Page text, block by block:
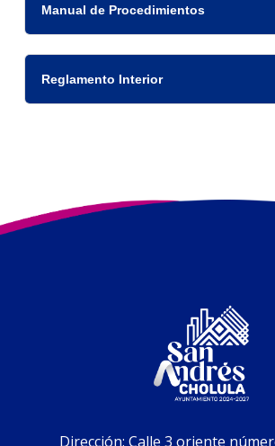
Manual de Procedimientos
Reglamento Interior
Dirección: Calle 3 oriente